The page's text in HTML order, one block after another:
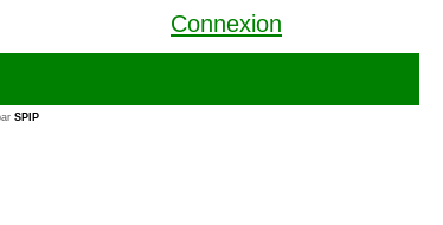
Connexion
SPIP